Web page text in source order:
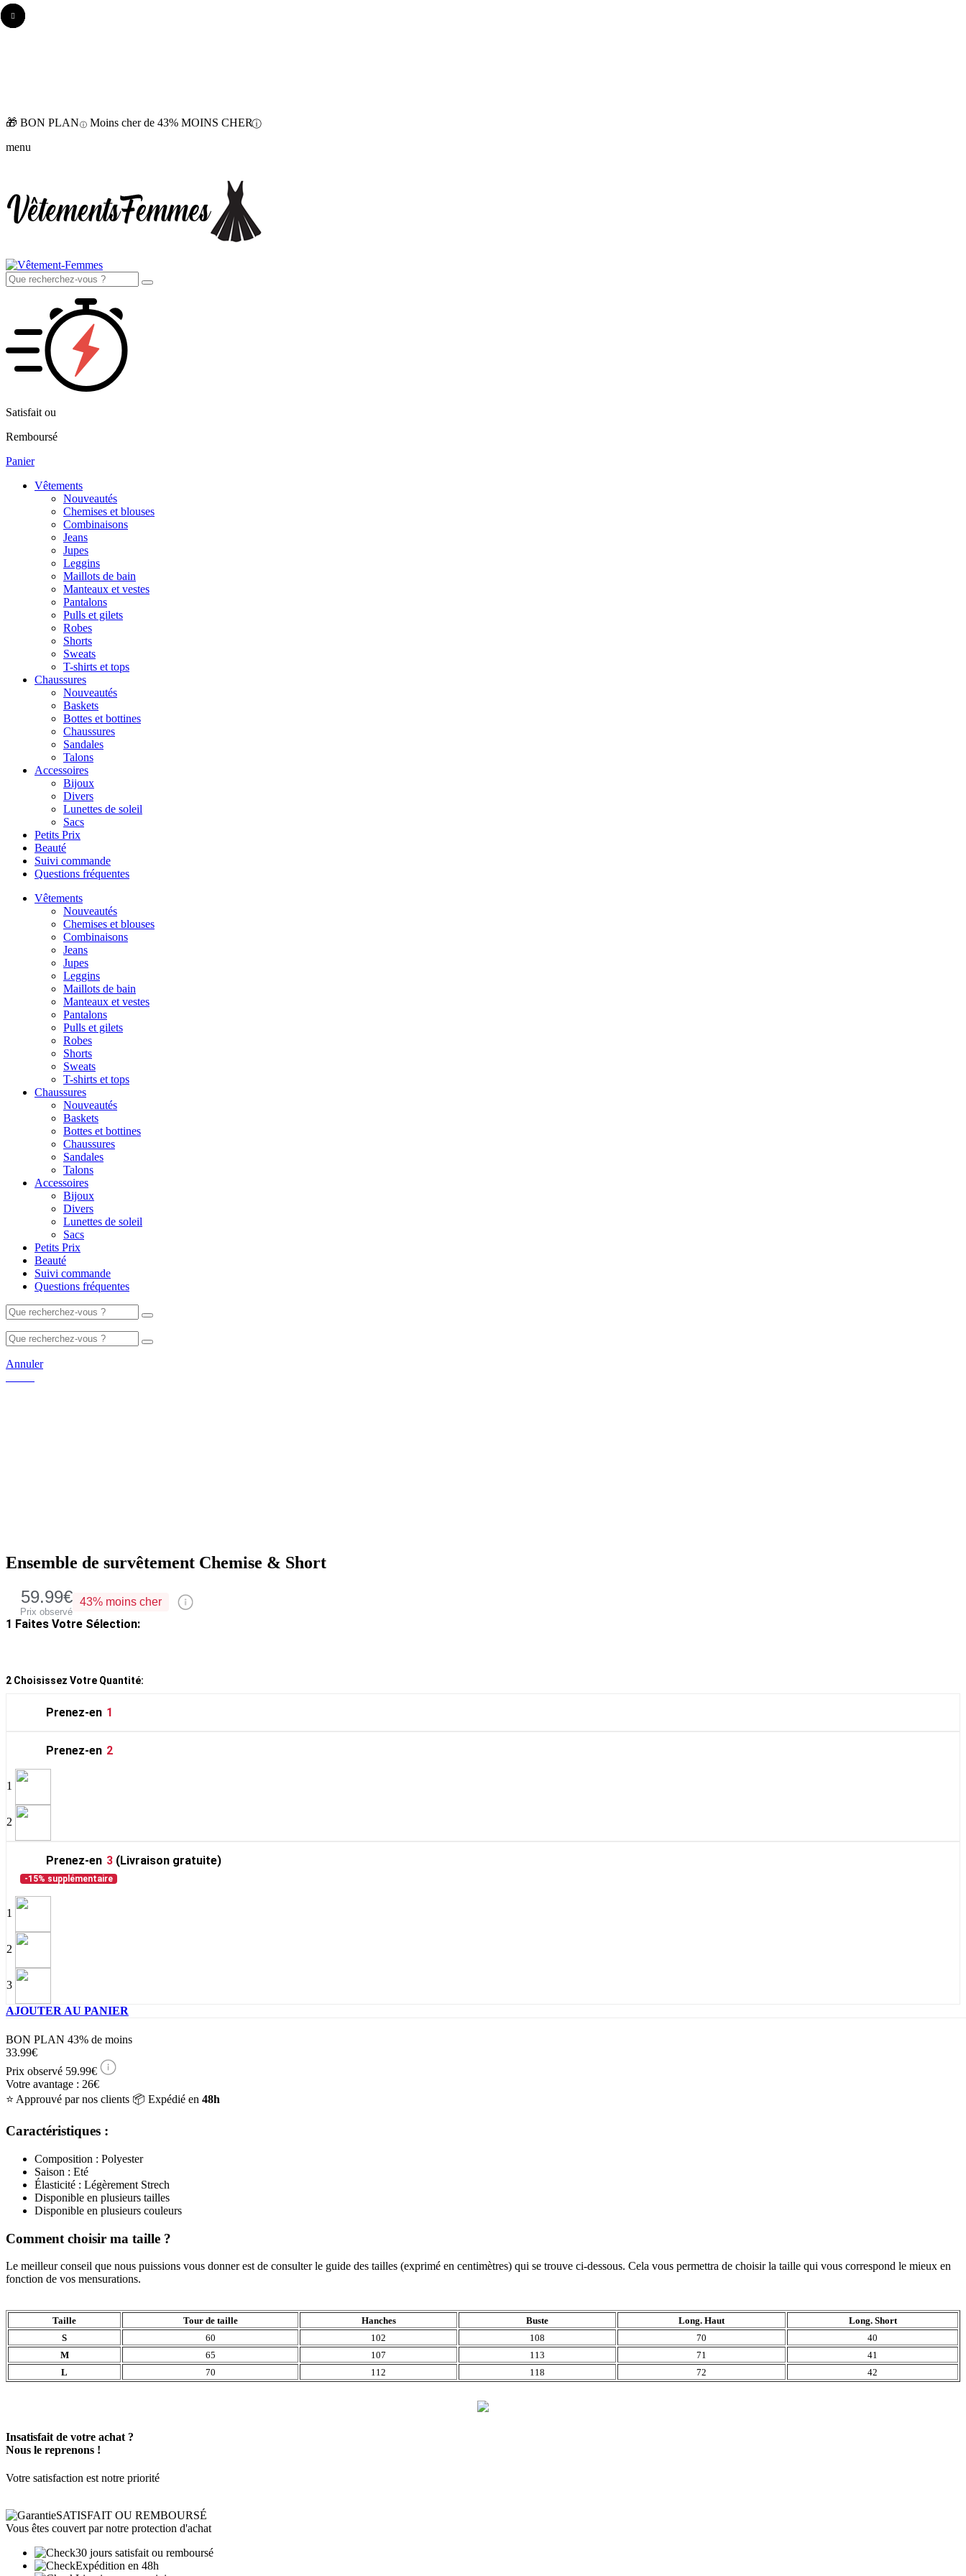
🎁 BON PLANⓘ Moins cher de 43% MOINS CHERⓘ
menu
Satisfait ou
Remboursé
Panier
Vêtements
Nouveautés
Chemises et blouses
Combinaisons
Jeans
Jupes
Leggins
Maillots de bain
Manteaux et vestes
Pantalons
Pulls et gilets
Robes
Shorts
Sweats
T-shirts et tops
Chaussures
Nouveautés
Baskets
Bottes et bottines
Chaussures
Sandales
Talons
Accessoires
Bijoux
Divers
Lunettes de soleil
Sacs
Petits Prix
Beauté
Suivi commande
Questions fréquentes
Vêtements
Nouveautés
Chemises et blouses
Combinaisons
Jeans
Jupes
Leggins
Maillots de bain
Manteaux et vestes
Pantalons
Pulls et gilets
Robes
Shorts
Sweats
T-shirts et tops
Chaussures
Nouveautés
Baskets
Bottes et bottines
Chaussures
Sandales
Talons
Accessoires
Bijoux
Divers
Lunettes de soleil
Sacs
Petits Prix
Beauté
Suivi commande
Questions fréquentes
Annuler
Ensemble de survêtement Chemise & Short
59.99€
Prix observé
43% moins cher
1 Faites Votre Sélection:
2 Choisissez Votre Quantité:
Prenez-en 1
Prenez-en 2
1
2
Prenez-en 3 (Livraison gratuite)
-15% supplémentaire
1
2
3
AJOUTER AU PANIER
BON PLAN 43% de moins
33.99€
Prix observé 59.99€
Votre avantage : 26€
⭐ Approuvé par nos clients 📦 Expédié en 48h
Caractéristiques :
Composition : Polyester
Saison : Eté
Élasticité : Légèrement Strech
Disponible en plusieurs tailles
Disponible en plusieurs couleurs
Comment choisir ma taille ?
Le meilleur conseil que nous puissions vous donner est de consulter le guide des tailles (exprimé en centimètres) qui se trouve ci-dessous. Cela vous permettra de choisir la taille qui vous correspond le mieux en
fonction de vos mensurations.
Taille Tour de taille Hanches Buste Long. Haut
Long. Short
S
60 102 108 70
40
M
65 107 113 71
41
L
70 112 118 72 42
Insatisfait de votre achat ?
Nous le reprenons !
Votre satisfaction est notre priorité
SATISFAIT OU REMBOURSÉ
Vous êtes couvert par notre protection d'achat
30 jours satisfait ou remboursé
Expédition en 48h